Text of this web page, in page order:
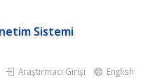
Sistemi
Araştırmacı Girişi English